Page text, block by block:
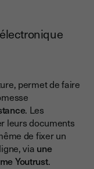
permet de faire
. Les
leurs documents
de fixer un
via une
Youtrust.